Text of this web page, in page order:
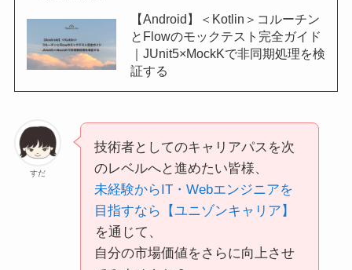
【Android】＜Kotlin＞コルーチン
とFlowのモックテスト完全ガイド
｜JUnit5×MockKで非同期処理を検
証する
すだ
技術者としてのキャリアパスを次
のレベルへと進めたい皆様、
未経験からIT・Webエンジニアを
目指すなら【ユニゾンキャリア】
を通じて、
自分の市場価値をさらに向上させ